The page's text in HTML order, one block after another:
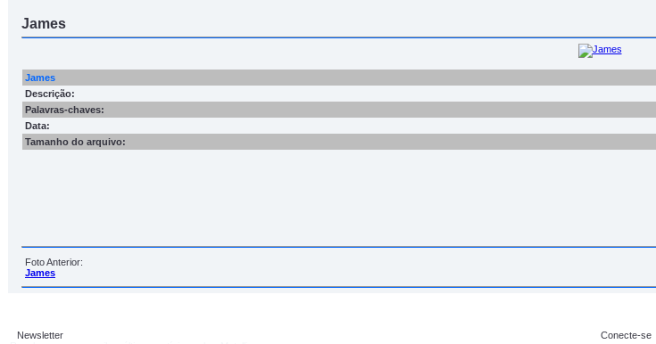
James
James
Descrição:
Palavras-chaves:
Data:
Tamanho do arquivo:
Foto Anterior:
James
Newsletter
Conecte-se